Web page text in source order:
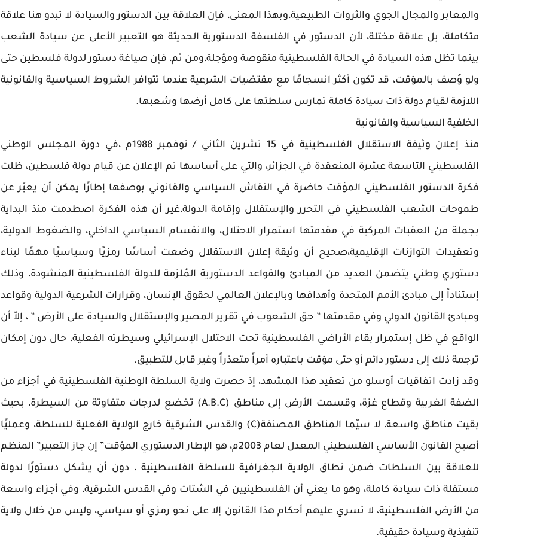
والمعابر والمجال الجوي والثروات الطبيعية،وبهذا المعنى، فإن العلاقة بين الدستور والسيادة لا تبدو هنا علاقة
متكاملة، بل علاقة مختلة، لأن الدستور في الفلسفة الدستورية الحديثة هو التعبير الأعلى عن سيادة الشعب
بينما تظل هذه السيادة في الحالة الفلسطينية منقوصة ومؤجلة،ومن ثم، فإن صياغة دستور لدولة فلسطين حتى
ولو وُصف بالمؤقت، قد تكون أكثر انسجامًا مع مقتضيات الشرعية عندما تتوافر الشروط السياسية والقانونية
اللازمة لقيام دولة ذات سيادة كاملة تمارس سلطتها على كامل أرضها وشعبها.
الخلفية السياسية والقانونية
منذ إعلان وثيقة الاستقلال الفلسطينية في 15 تشرين الثاني / نوفمبر 1988م ،في دورة المجلس الوطني
الفلسطيني التاسعة عشرة المنعقدة في الجزائر، والتي على أساسها تم الإعلان عن قيام دولة فلسطين، ظلت
فكرة الدستور الفلسطيني المؤقت حاضرة في النقاش السياسي والقانوني بوصفها إطارًا يمكن أن يعبّر عن
طموحات الشعب الفلسطيني في التحرر والإستقلال وإقامة الدولة،غير أن هذه الفكرة اصطدمت منذ البداية
بجملة من العقبات المركبة في مقدمتها استمرار الاحتلال، والانقسام السياسي الداخلي، والضغوط الدولية،
وتعقيدات التوازنات الإقليمية،صحيح أن وثيقة إعلان الاستقلال وضعت أساسًا رمزيًا وسياسيًا مهمًا لبناء
دستوري وطني يتضمن العديد من المبادئ والقواعد الدستورية المُلزمة للدولة الفلسطينية المنشودة، وذلك
إستناداً إلى مبادئ الأمم المتحدة وأهدافها وبالإعلان العالمي لحقوق الإنسان، وقرارات الشرعية الدولية وقواعد
ومبادئ القانون الدولي وفي مقدمتها ” حق الشعوب في تقرير المصير والإستقلال والسيادة على الأرض ” ، إلاّ أن
الواقع في ظل إستمرار بقاء الأراضي الفلسطينية تحت الاحتلال الإسرائيلي وسيطرته الفعلية، حال دون إمكان
ترجمة ذلك إلى دستور دائم أو حتى مؤقت باعتباره أمراً متعذراً وغير قابل للتطبيق.
وقد زادت اتفاقيات أوسلو من تعقيد هذا المشهد، إذ حصرت ولاية السلطة الوطنية الفلسطينية في أجزاء من
الضفة الغربية وقطاع غزة، وقسمت الأرض إلى مناطق (A.B.C) تخضع لدرجات متفاوتة من السيطرة، بحيث
بقيت مناطق واسعة، لا سيّما المناطق المصنفة(C) والقدس الشرقية خارج الولاية الفعلية للسلطة، وعمليًا
أصبح القانون الأساسي الفلسطيني المعدل لعام 2003م، هو الإطار الدستوري المؤقت” إن جاز التعبير” المنظم
للعلاقة بين السلطات ضمن نطاق الولاية الجغرافية للسلطة الفلسطينية ، دون أن يشكل دستورًا لدولة
مستقلة ذات سيادة كاملة، وهو ما يعني أن الفلسطينيين في الشتات وفي القدس الشرقية، وفي أجزاء واسعة
من الأرض الفلسطينية، لا تسري عليهم أحكام هذا القانون إلا على نحو رمزي أو سياسي، وليس من خلال ولاية
تنفيذية وسيادة حقيقية.